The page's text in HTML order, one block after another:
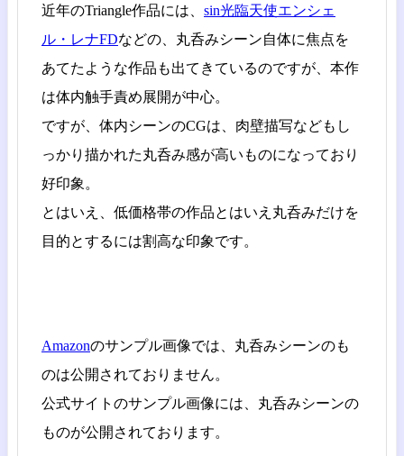
近年のTriangle作品には、 sin光臨天使エンシェ
ル・レナFDなどの、丸呑みシーン自体に焦点を
あてたような作品も出てきているのですが、本作
は体内触手責め展開が中心。
ですが、体内シーンのCGは、肉壁描写などもし
っかり描かれた丸呑み感が高いものになっており
好印象。
とはいえ、低価格帯の作品とはいえ丸呑みだけを
目的とするには割高な印象です。
Amazonのサンプル画像では、丸呑みシーンのも
のは公開されておりません。
公式サイトのサンプル画像には、丸呑みシーンの
ものが公開されております。